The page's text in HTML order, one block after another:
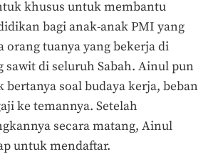
khusus untuk membantu
bagi anak-anak PMI yang
orang tuanya yang bekerja di
sawit di seluruh Sabah. Ainul pun
bertanya soal budaya kerja, beban
ke temannya. Setelah
secara matang, Ainul
untuk mendaftar.